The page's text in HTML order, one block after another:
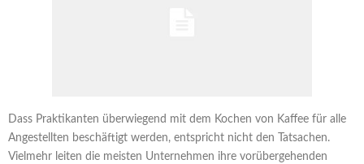
Dass Praktikanten überwiegend mit dem Kochen von Kaffee für alle
Angestellten beschäftigt werden, entspricht nicht den Tatsachen.
Vielmehr leiten die meisten Unternehmen ihre vorübergehenden